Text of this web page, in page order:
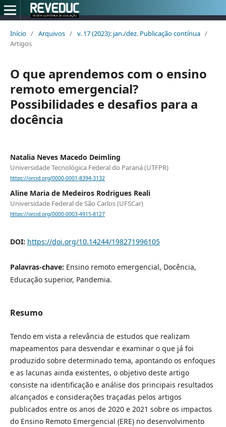
Início / Arquivos / v. 17 (2023): jan./dez. Publicação contínua /
Artigos
O que aprendemos com o ensino
remoto emergencial?
Possibilidades e desafios para a
docência
Natalia Neves Macedo Deimling
Universidade Tecnológica Federal do Paraná (UTFPR)
https://orcid.org/0000-0001-8394-3132
Aline Maria de Medeiros Rodrigues Reali
Universidade Federal de São Carlos (UFSCar)
https://orcid.org/0000-0003-4915-8127
DOI: https://doi.org/10.14244/198271996105
Palavras-chave: Ensino remoto emergencial, Docência,
Educação superior, Pandemia.
Resumo
Tendo em vista a relevância de estudos que realizam
mapeamentos para desvendar e examinar o que já foi
produzido sobre determinado tema, apontando os enfoques
e as lacunas ainda existentes, o objetivo deste artigo
consiste na identificação e análise dos principais resultados
alcançados e considerações traçadas pelos artigos
publicados entre os anos de 2020 e 2021 sobre os impactos
do Ensino Remoto Emergencial (ERE) no desenvolvimento